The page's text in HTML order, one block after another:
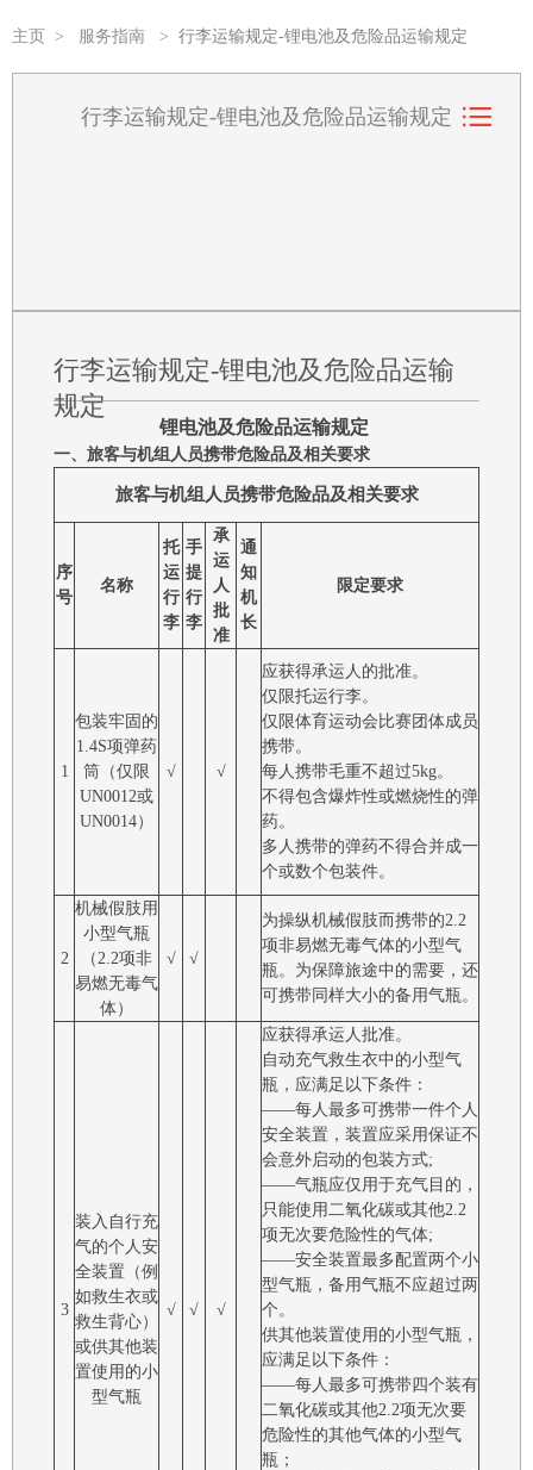
主页 > 服务指南 > 行李运输规定-锂电池及危险品运输规定
行李运输规定-锂电池及危险品运输规定
行李运输规定-锂电池及危险品运输
规定
锂电池及危险品运输规定
一、旅客与机组人员携带危险品及相关要求
旅客与机组人员携带危险品及相关要求
序
号
名称
托
运
行
李
手
提
行
李
承
运
人
批
准
通
知
机
长
限定要求
1
包装牢固的
1.4S项弹药
筒（仅限
UN0012或
UN0014）
√ √
应获得承运人的批准。
仅限托运行李。
仅限体育运动会比赛团体成员
携带。
每人携带毛重不超过5kg。
不得包含爆炸性或燃烧性的弹
药。
多人携带的弹药不得合并成一
个或数个包装件。
2
机械假肢用
小型气瓶
（2.2项非
易燃无毒气
体）
√ √
为操纵机械假肢而携带的2.2
项非易燃无毒气体的小型气
瓶。为保障旅途中的需要，还
可携带同样大小的备用气瓶。
3
装入自行充
气的个人安
全装置（例
如救生衣或
救生背心）
或供其他装
置使用的小
型气瓶
√ √ √
应获得承运人批准。
自动充气救生衣中的小型气
瓶，应满足以下条件：
――每人最多可携带一件个人
安全装置，装置应采用保证不
会意外启动的包装方式;
——气瓶应仅用于充气目的，
只能使用二氧化碳或其他2.2
项无次要危险性的气体;
——安全装置最多配置两个小
型气瓶，备用气瓶不应超过两
个。
供其他装置使用的小型气瓶，
应满足以下条件：
――每人最多可携带四个装有
二氧化碳或其他2.2项无次要
危险性的其他气体的小型气
瓶；